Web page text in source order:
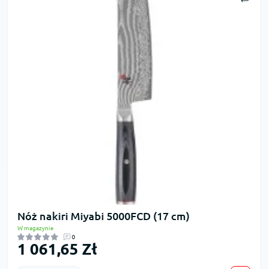
Nóż nakiri Miyabi 5000FCD (17 cm)
W magazynie
0
1 061,65 Zł